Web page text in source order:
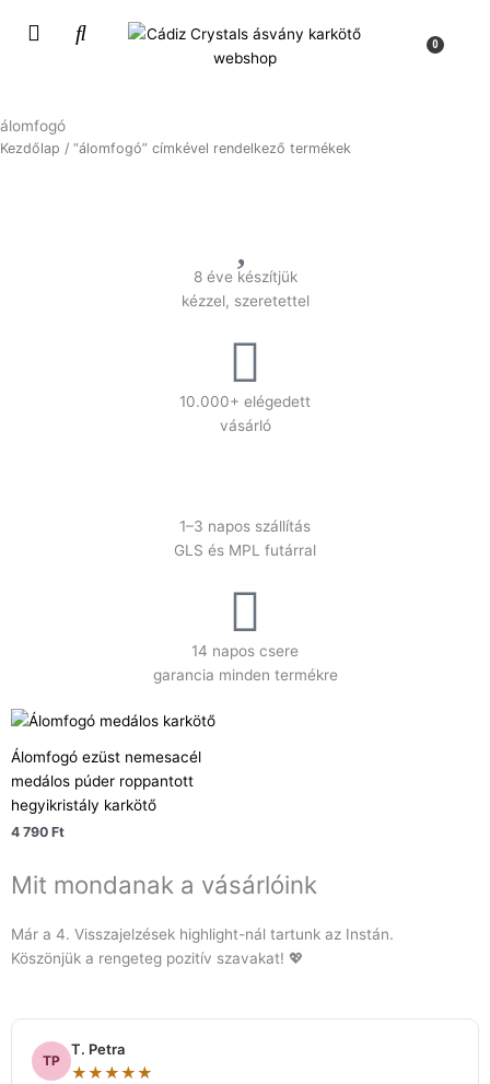
0
álomfogó
Kezdőlap / “álomfogó” címkével rendelkező termékek
8 éve készítjük
kézzel, szeretettel
10.000+ elégedett
vásárló
1–3 napos szállítás
GLS és MPL futárral
14 napos csere
garancia minden termékre
Álomfogó ezüst nemesacél
medálos púder roppantott
hegyikristály karkötő
4 790 Ft
Mit mondanak a vásárlóink
Már a 4. Visszajelzések highlight-nál tartunk az Instán.
Köszönjük a rengeteg pozitív szavakat! 💖
TP
T. Petra
★★★★★